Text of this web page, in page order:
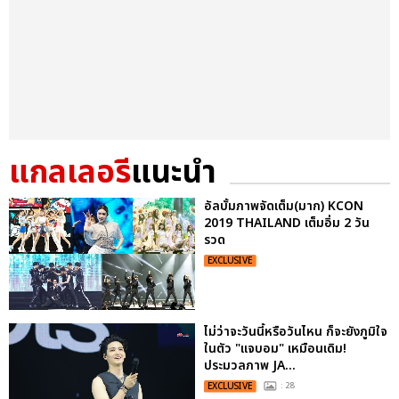
แกลเลอรีแนะนำ
อัลบั้มภาพจัดเต็ม(มาก) KCON
2019 THAILAND เต็มอิ่ม 2 วัน
รวด
EXCLUSIVE
ไม่ว่าจะวันนี้หรือวันไหน ก็จะยังภูมิใจ
ในตัว "แจบอม" เหมือนเดิม!
ประมวลภาพ JA...
EXCLUSIVE : 28